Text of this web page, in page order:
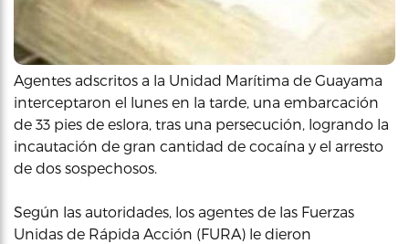
Agentes adscritos a la Unidad Marítima de Guayama
interceptaron el lunes en la tarde, una embarcación
de 33 pies de eslora, tras una persecución, logrando la
incautación de gran cantidad de cocaína y el arresto
de dos sospechosos.
Según las autoridades, los agentes de las Fuerzas
Unidas de Rápida Acción (FURA) le dieron